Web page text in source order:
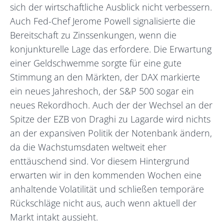
sich der wirtschaftliche Ausblick nicht verbessern.
Auch Fed-Chef Jerome Powell signalisierte die
Bereitschaft zu Zinssenkungen, wenn die
konjunkturelle Lage das erfordere. Die Erwartung
einer Geldschwemme sorgte für eine gute
Stimmung an den Märkten, der DAX markierte
ein neues Jahreshoch, der S&P 500 sogar ein
neues Rekordhoch. Auch der der Wechsel an der
Spitze der EZB von Draghi zu Lagarde wird nichts
an der expansiven Politik der Notenbank ändern,
da die Wachstumsdaten weltweit eher
enttäuschend sind. Vor diesem Hintergrund
erwarten wir in den kommenden Wochen eine
anhaltende Volatilität und schließen temporäre
Rückschläge nicht aus, auch wenn aktuell der
Markt intakt aussieht.